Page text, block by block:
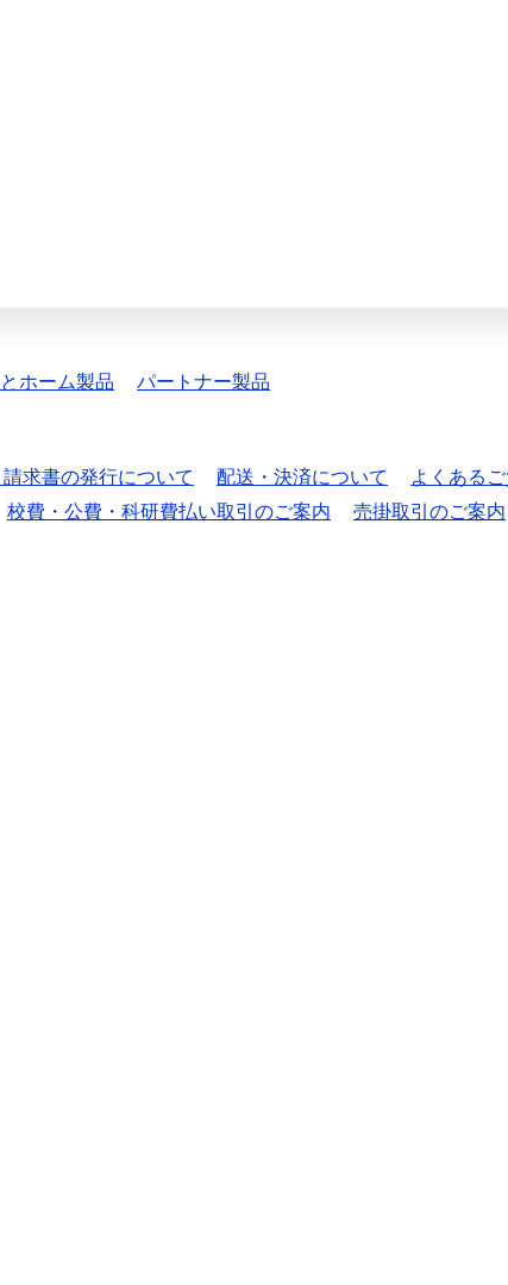
ホーム製品 パートナー製品
求書の発行について 配送・決済について
よくある
校費・公費・科研費払い取引のご案内 売掛取引のご案内